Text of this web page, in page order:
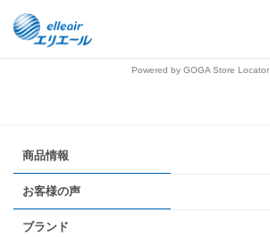
Powered by GOGA Store Locator
商品情報
お客様の声
ブランド